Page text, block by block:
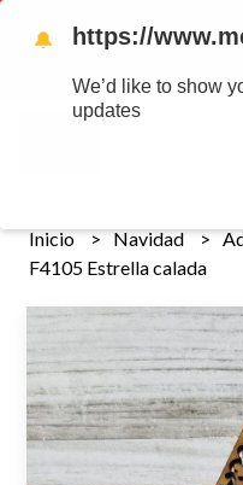
Tenemos envios a todo el
realizan 48 hs habiles
MAYOR se envian 7
Inicio Navidad
F4105 Estrella calada
🔔 https://
We’d like to show
updates